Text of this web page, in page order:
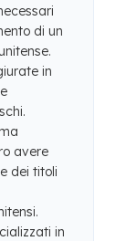
di un
in
avere
dei titoli
in